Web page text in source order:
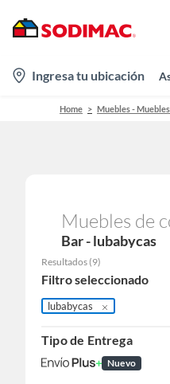
location-
icon
Ingresa tu ubicación
Home Muebles -
Muebles de
Bar - lubabycas
Resultados (9)
Filtro seleccionado
lubabycas
Tipo de Entrega
Nuevo